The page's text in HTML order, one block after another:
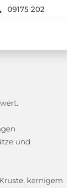
09175 202
sind
und
kernigem